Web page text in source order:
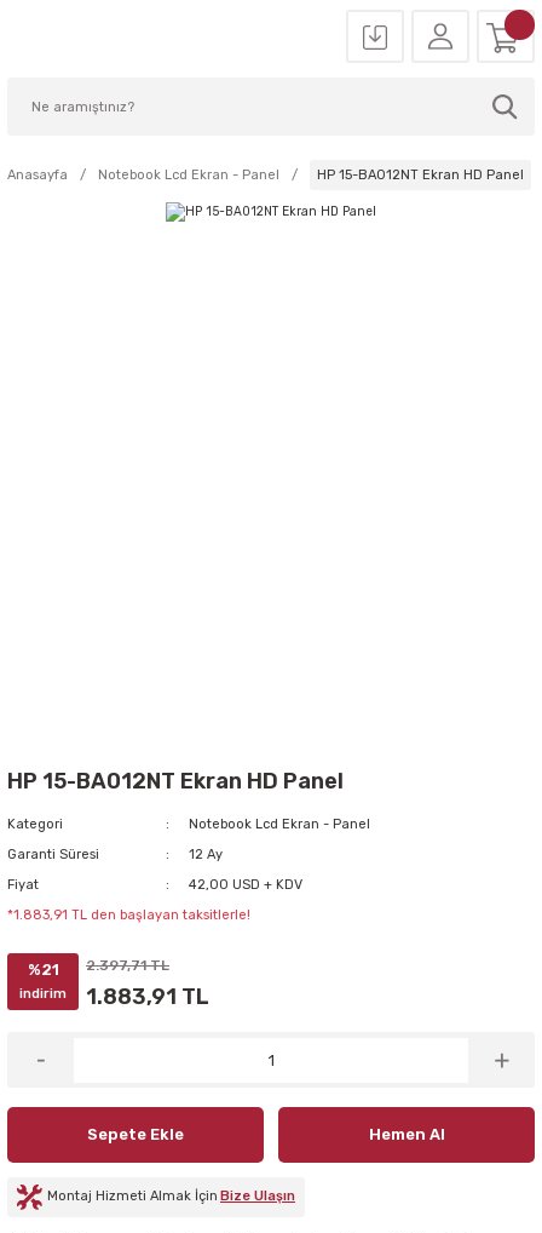
Anasayfa Notebook Lcd Ekran - Panel HP 15-BA012NT Ekran HD Panel
HP 15-BA012NT Ekran HD Panel
Kategori
Notebook Lcd Ekran - Panel
Garanti Süresi
12 Ay
Fiyat
42,00 USD + KDV
*1.883,91 TL den başlayan taksitlerle!
%21
indirim
2.397,71 TL
1.883,91 TL
Sepete Ekle Hemen Al
Montaj Hizmeti Almak İçin Bize Ulaşın